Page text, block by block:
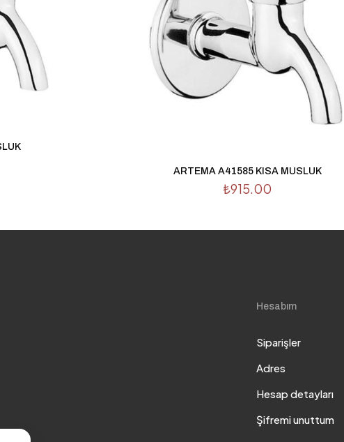
kaydedilsin.
ARTEMA A41585 KISA MUSLUK
₺915.00
Hesabım
Siparişler
Adres
Hesap detayları
Şifremi unuttum